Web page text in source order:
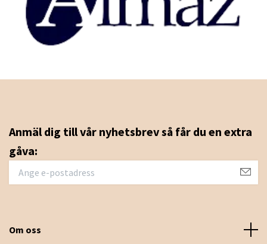
Anmäl dig till vår nyhetsbrev så får du en extra
gåva:
Om oss